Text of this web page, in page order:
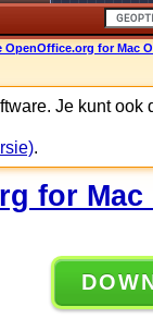
OpenOffice.org for Mac
Je kunt ook
.
for Mac